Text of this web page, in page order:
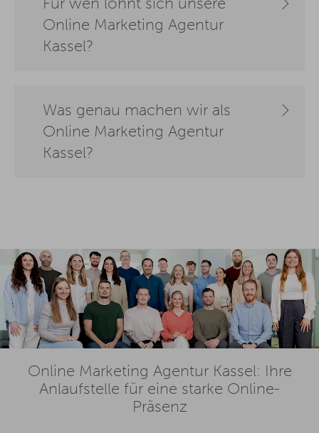
Für wen lohnt sich unsere
Online Marketing Agentur
Kassel?
Was genau machen wir als
Online Marketing Agentur
Kassel?
Online Marketing Agentur Kassel: Ihre
Anlaufstelle für eine starke Online-
Präsenz